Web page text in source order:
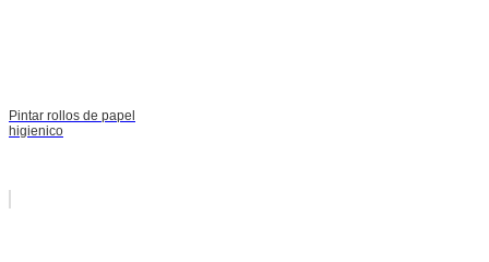
Pintar rollos de papel
higienico